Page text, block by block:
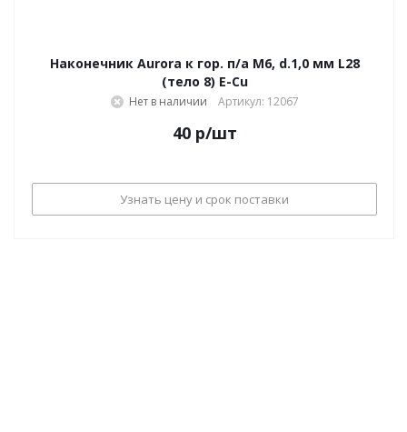
Наконечник Aurora к гор. п/а M6, d.1,0 мм L28
(тело 8) E-Cu
Нет в наличии Артикул: 12067
40р/шт
Узнать цену и срок поставки